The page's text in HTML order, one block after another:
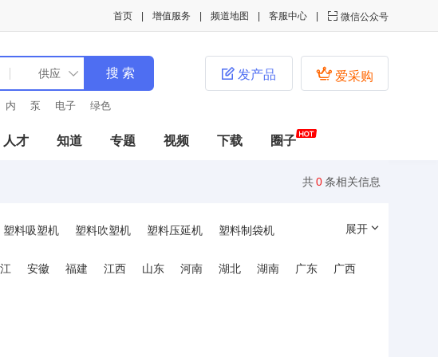
 微信公众号
客服中心
频道地图
增值服务
首页
内 泵 电子 绿色
 爱采购
 发产品
人才 知道 专题 视频 下载 圈子
共0条相关信息
塑料吸塑机 塑料吹塑机 塑料压延机
塑料制袋机
展开
安徽 福建 江西 山东 河南 湖北 湖南 广东
广西